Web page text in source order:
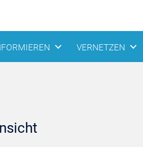
VERNETZEN